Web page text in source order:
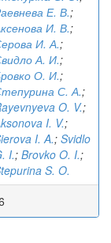
Е. В.;
И. В.;
И. А.;
А. И.;
О. И.;
С. А.;
O. V.;
I. V.;
I. A.; Svidlo
I.; Brovko O. I.;
S. O.